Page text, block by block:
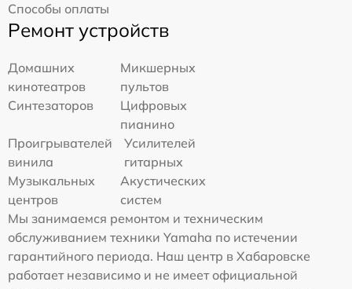
Способы оплаты
Ремонт устройств
Домашних
кинотеатров
Микшерных
пультов
Синтезаторов
Цифровых
пианино
Проигрывателей
винила
Усилителей
гитарных
Музыкальных
центров
Акустических
систем
Мы занимаемся ремонтом и техническим
обслуживанием техники Yamaha по истечении
гарантийного периода. Наш центр в Хабаровске
работает независимо и не имеет официальной